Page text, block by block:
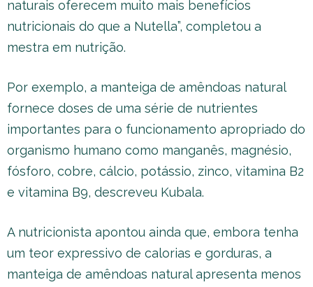
naturais oferecem muito mais benefícios
nutricionais do que a Nutella”, completou a
mestra em nutrição.
Por exemplo, a manteiga de amêndoas natural
fornece doses de uma série de nutrientes
importantes para o funcionamento apropriado do
organismo humano como manganês, magnésio,
fósforo, cobre, cálcio, potássio, zinco, vitamina B2
e vitamina B9, descreveu Kubala.
A nutricionista apontou ainda que, embora tenha
um teor expressivo de calorias e gorduras, a
manteiga de amêndoas natural apresenta menos